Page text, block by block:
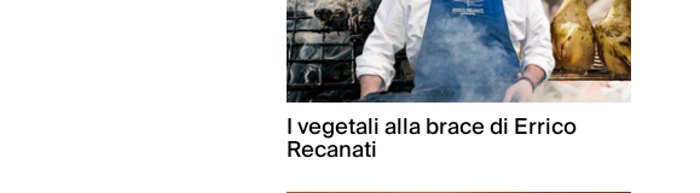
I vegetali alla brace di Errico
Recanati